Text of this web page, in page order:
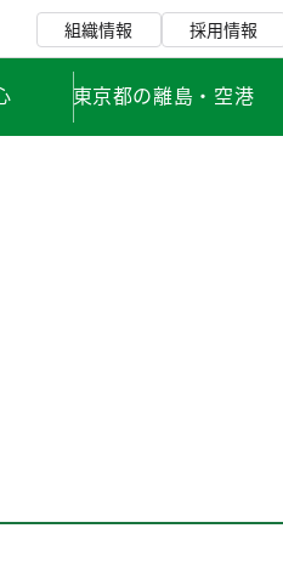
組織情報 採用情報
東京都の離島・空港